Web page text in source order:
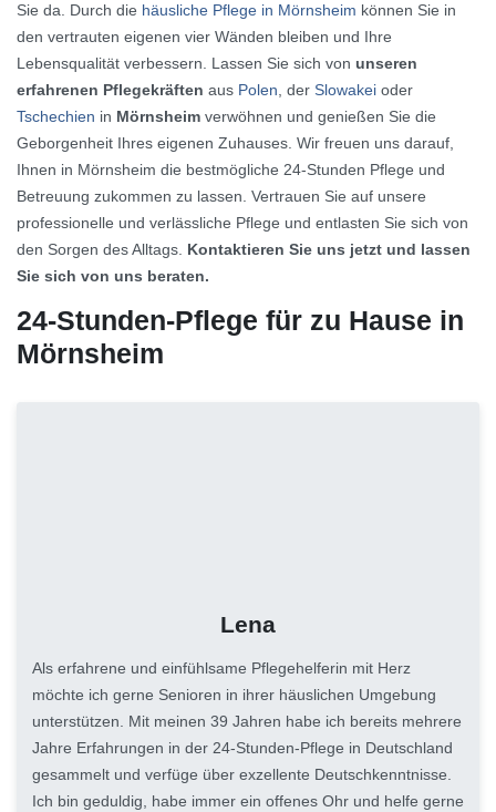
Sie da. Durch die häusliche Pflege in Mörnsheim können Sie in
den vertrauten eigenen vier Wänden bleiben und Ihre
Lebensqualität verbessern. Lassen Sie sich von unseren
erfahrenen Pflegekräften aus Polen, der Slowakei oder
Tschechien in Mörnsheim verwöhnen und genießen Sie die
Geborgenheit Ihres eigenen Zuhauses. Wir freuen uns darauf,
Ihnen in Mörnsheim die bestmögliche 24-Stunden Pflege und
Betreuung zukommen zu lassen. Vertrauen Sie auf unsere
professionelle und verlässliche Pflege und entlasten Sie sich von
den Sorgen des Alltags. Kontaktieren Sie uns jetzt und lassen
Sie sich von uns beraten.
24-Stunden-Pflege für zu Hause in
Mörnsheim
Lena
Als erfahrene und einfühlsame Pflegehelferin mit Herz
möchte ich gerne Senioren in ihrer häuslichen Umgebung
unterstützen. Mit meinen 39 Jahren habe ich bereits mehrere
Jahre Erfahrungen in der 24-Stunden-Pflege in Deutschland
gesammelt und verfüge über exzellente Deutschkenntnisse.
Ich bin geduldig, habe immer ein offenes Ohr und helfe gerne